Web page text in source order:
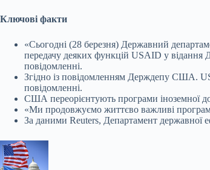
Ключові факти
«Сьогодні (28 березня) Державний
передачу деяких функцій USAID у відання
повідомленні.
Згідно із повідомленням Держдепу США.
повідомленні.
США переорієнтують програми іноземної
«Ми продовжуємо життєво важливі
За даними Reuters, Департамент державної